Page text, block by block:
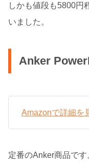
しかも値段も5800円
いました。
Anker
Amazonで詳細を
定番のAnker商品で